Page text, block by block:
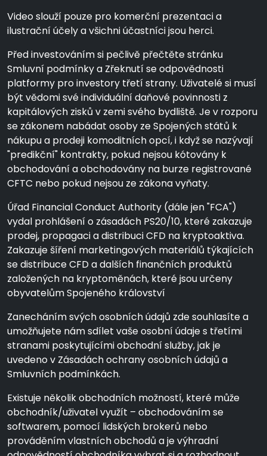
Video slouží pouze pro komerční prezentaci a
ilustrační účely a všichni účastníci jsou herci.
Před investováním si pečlivě přečtěte stránku
Smluvní podmínky a Zřeknutí se odpovědnosti
platformy pro investory třetí strany. Uživatelé si musí
být vědomi své individuální daňové povinnosti z
kapitálových zisků v zemi svého bydliště. Je v rozporu
se zákonem nabádat osoby ze Spojených států k
nákupu a prodeji komoditních opcí, i když se nazývají
"predikční" kontrakty, pokud nejsou kótovány k
obchodování a obchodovány na burze registrované
CFTC nebo pokud nejsou ze zákona vyňaty.
Úřad Financial Conduct Authority (dále jen "FCA")
vydal prohlášení o zásadách PS20/10, které zakazuje
prodej, propagaci a distribuci CFD na kryptoaktiva.
Zakazuje šíření marketingových materiálů týkajících
se distribuce CFD a dalších finančních produktů
založených na kryptoměnách, které jsou určeny
obyvatelům Spojeného království
Zanecháním svých osobních údajů zde souhlasíte a
umožňujete nám sdílet vaše osobní údaje s třetími
stranami poskytujícími obchodní služby, jak je
uvedeno v Zásadách ochrany osobních údajů a
Smluvních podmínkách.
Existuje několik obchodních možností, které může
obchodník/uživatel využít – obchodováním se
softwarem, pomocí lidských brokerů nebo
prováděním vlastních obchodů a je výhradní